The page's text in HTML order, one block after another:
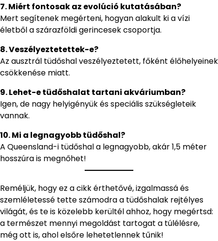
7. Miért fontosak az evolúció kutatásában?
Mert segítenek megérteni, hogyan alakult ki a vízi
életből a szárazföldi gerincesek csoportja.
8. Veszélyeztetettek-e?
Az ausztrál tüdőshal veszélyeztetett, főként élőhelyeinek
csökkenése miatt.
9. Lehet-e tüdőshalat tartani akváriumban?
Igen, de nagy helyigényük és speciális szükségleteik
vannak.
10. Mi a legnagyobb tüdőshal?
A Queensland-i tüdőshal a legnagyobb, akár 1,5 méter
hosszúra is megnőhet!
Reméljük, hogy ez a cikk érthetővé, izgalmassá és
szemléletessé tette számodra a tüdőshalak rejtélyes
világát, és te is közelebb kerültél ahhoz, hogy megértsd:
a természet mennyi megoldást tartogat a túlélésre,
még ott is, ahol elsőre lehetetlennek tűnik!